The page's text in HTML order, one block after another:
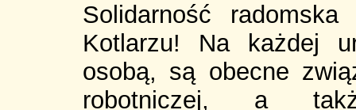
Solidarność
Kotlarzu! Na każdej
osobą, są obecne
robotniczej, a